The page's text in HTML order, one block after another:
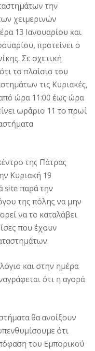
την
χειμερινών
13 Ιανουαρίου και
προτείνει ο
Σε σχετική
το πλαίσιο του
τις Κυριακές,
ώρα 11:00 έως ώρα
ωράριο 11 το πρωί
της Πάτρας
Κυριακή 19
site παρά την
της πόλης να μην
να το καταλάβει
που έχουν
και στην ημέρα
ότι η αγορά
θα ανοίξουν
ότι
του Εμπορικού